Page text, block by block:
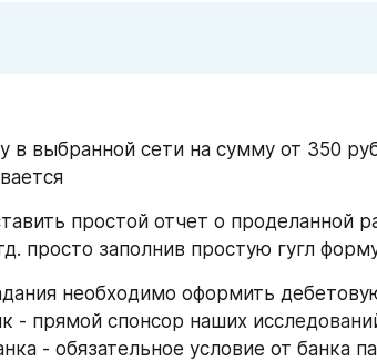
в выбранной сети на сумму от 350
простой отчет о проделанной
просто заполнив простую гугл
необходимо оформить
- прямой спонсор наших
- обязательное условие от банка